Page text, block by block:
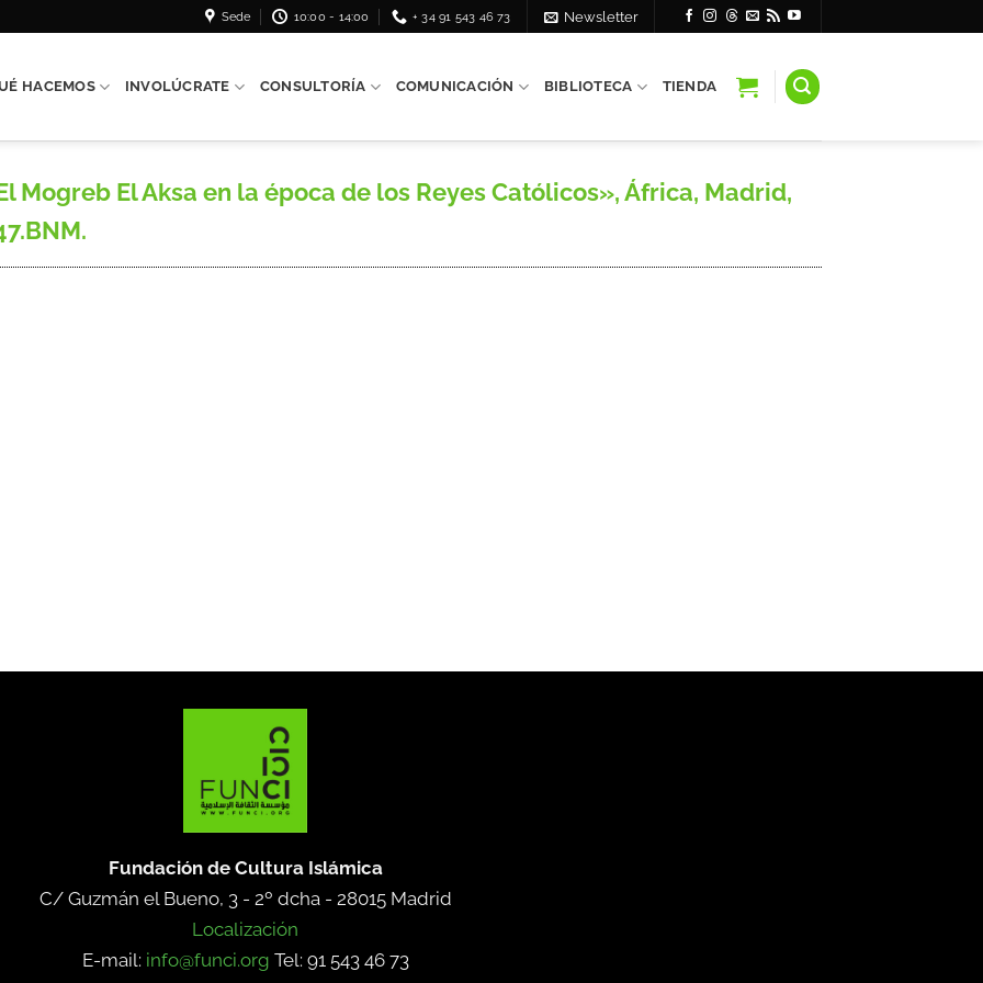
Sede 10:00 - 14:00 + 34 91 543 46 73 Newsletter
HACEMOS INVOLÚCRATE CONSULTORÍA COMUNICACIÓN BIBLIOTECA TIENDA
Mogreb El Aksa en la época de los Reyes Católicos», África, Madrid,
Fundación de Cultura Islámica
C/ Guzmán el Bueno, 3 - 2º dcha - 28015 Madrid
Localización
E-mail: info@funci.org Tel: 91 543 46 73